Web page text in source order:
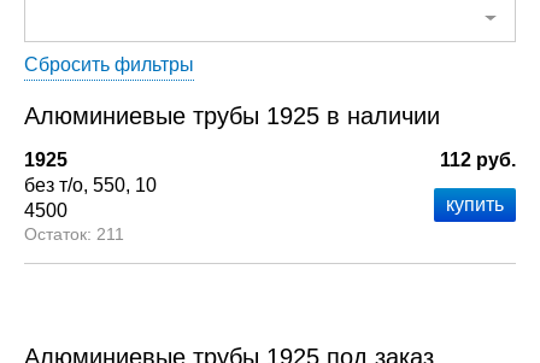
Сбросить фильтры
Алюминиевые трубы 1925 в наличии
1925
без т/о 550 10
4500
211
112 руб.
Алюминиевые трубы 1925 под заказ